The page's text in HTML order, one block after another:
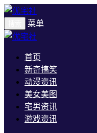
菜单
首页
新奇搞笑
动漫资讯
美女美图
宅男资讯
游戏资讯